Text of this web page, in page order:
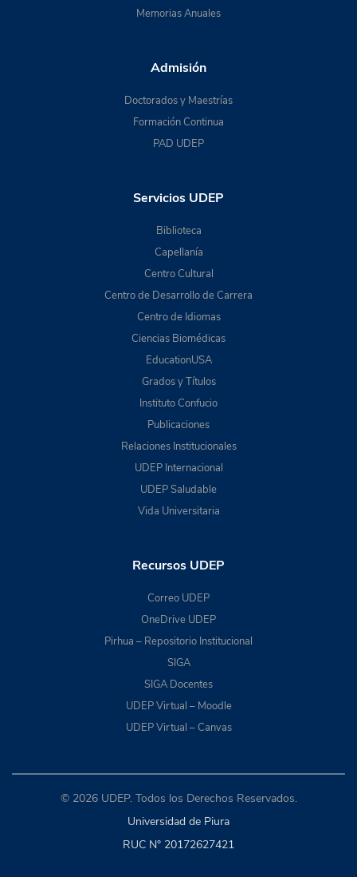
Memorias Anuales
Admisión
Doctorados y Maestrías
Formación Continua
PAD UDEP
Servicios UDEP
Biblioteca
Capellanía
Centro Cultural
Centro de Desarrollo de Carrera
Centro de Idiomas
Ciencias Biomédicas
EducationUSA
Grados y Títulos
Instituto Confucio
Publicaciones
Relaciones Institucionales
UDEP Internacional
UDEP Saludable
Vida Universitaria
Recursos UDEP
Correo UDEP
OneDrive UDEP
Pirhua – Repositorio Institucional
SIGA
SIGA Docentes
UDEP Virtual – Moodle
UDEP Virtual – Canvas
© 2026 UDEP. Todos los Derechos Reservados.
Universidad de Piura
RUC N° 20172627421